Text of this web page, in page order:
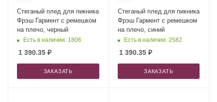
Стеганый плед для пикника
Фрэш Гармент с ремешком
на плечо, черный
Есть в наличии: 1806
1 390.35 ₽
ЗАКАЗАТЬ
Стеганый плед для пикника
Фрэш Гармент с ремешком
на плечо, синий
Есть в наличии: 2582
1 390.35₽
ЗАКАЗАТЬ